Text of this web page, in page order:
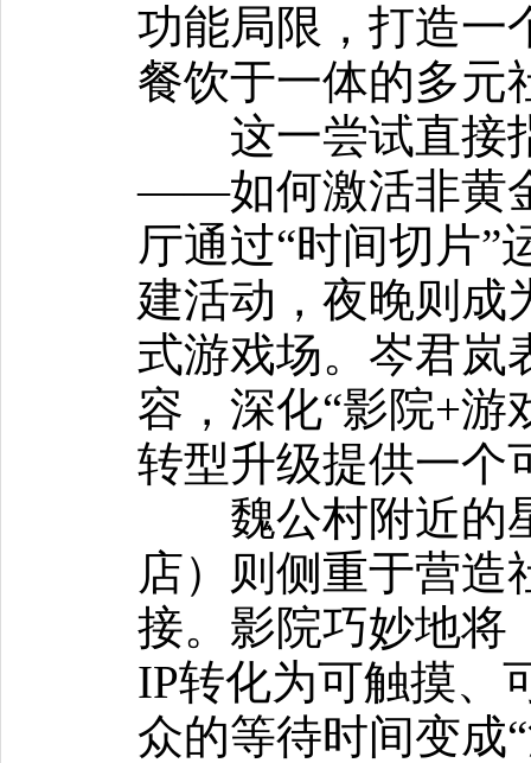
功能局限，打造一
餐饮于一体的多元
这一尝试直接
——如何激活非黄
厅通过“时间切片”
建活动，夜晚则成
式游戏场。岑君岚
容，深化“影院+游
转型升级提供一个
魏公村附近的星
店）则侧重于营造
接。影院巧妙地将
IP转化为可触摸、
众的等待时间变成